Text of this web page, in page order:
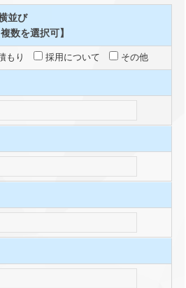
並び
複数を選択可】
もり 採用について その他